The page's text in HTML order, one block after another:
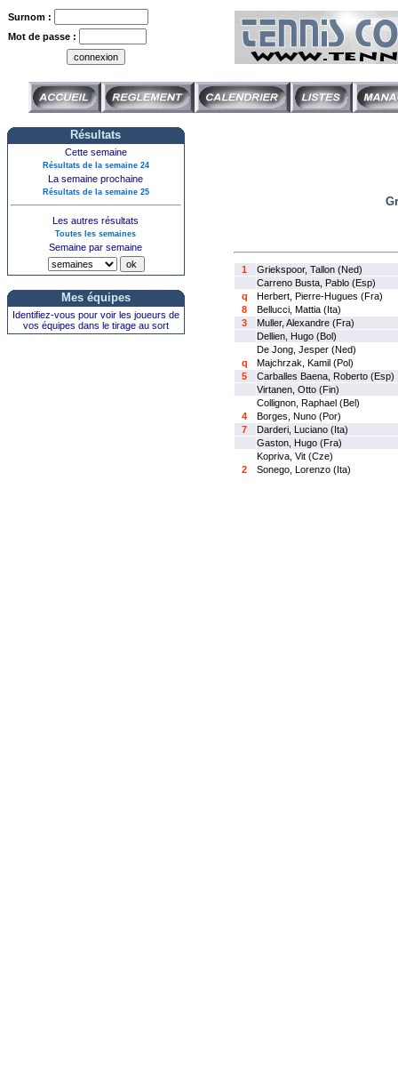
Surnom :
Mot de passe :
Résultats
Cette semaine
Résultats de la semaine 24
La semaine prochaine
Résultats de la semaine 25
Les autres résultats
Toutes les semaines
Semaine par semaine
Mes équipes
Identifiez-vous pour voir les joueurs de
vos équipes dans le tirage au sort
1
Griekspoor, Tallon (Ned)
Carreno Busta, Pablo (Esp)
q
Herbert, Pierre-Hugues (Fra)
8
Bellucci, Mattia (Ita)
3
Muller, Alexandre (Fra)
Dellien, Hugo (Bol)
De Jong, Jesper (Ned)
q
Majchrzak, Kamil (Pol)
5
Carballes Baena, Roberto (Esp)
Virtanen, Otto (Fin)
Collignon, Raphael (Bel)
4
Borges, Nuno (Por)
7
Darderi, Luciano (Ita)
Gaston, Hugo (Fra)
Kopriva, Vit (Cze)
2
Sonego, Lorenzo (Ita)